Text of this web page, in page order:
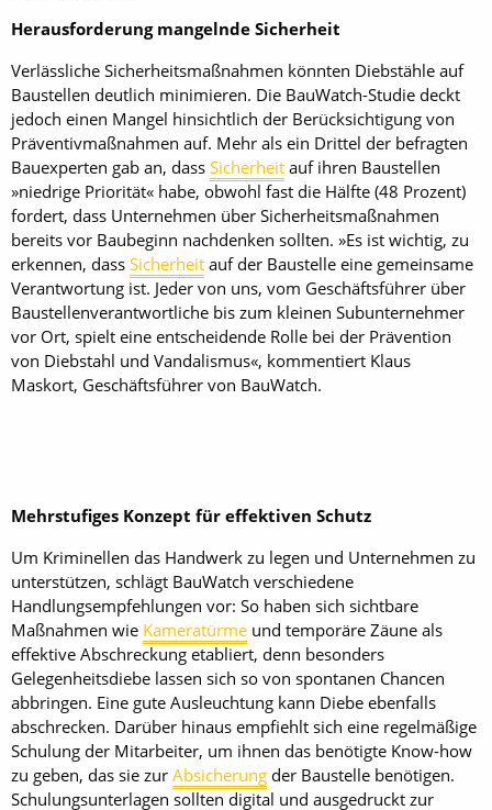
Herausforderung mangelnde Sicherheit
Verlässliche Sicherheitsmaßnahmen könnten Diebstähle auf
Baustellen deutlich minimieren. Die BauWatch-Studie deckt
jedoch einen Mangel hinsichtlich der Berücksichtigung von
Präventivmaßnahmen auf. Mehr als ein Drittel der befragten
Bauexperten gab an, dass Sicherheit auf ihren Baustellen
»niedrige Priorität« habe, obwohl fast die Hälfte (48 Prozent)
fordert, dass Unternehmen über Sicherheitsmaßnahmen
bereits vor Baubeginn nachdenken sollten. »Es ist wichtig, zu
erkennen, dass Sicherheit auf der Baustelle eine gemeinsame
Verantwortung ist. Jeder von uns, vom Geschäftsführer über
Baustellenverantwortliche bis zum kleinen Subunternehmer
vor Ort, spielt eine entscheidende Rolle bei der Prävention
von Diebstahl und Vandalismus«, kommentiert Klaus
Maskort, Geschäftsführer von BauWatch.
Mehrstufiges Konzept für effektiven Schutz
Um Kriminellen das Handwerk zu legen und Unternehmen zu
unterstützen, schlägt BauWatch verschiedene
Handlungsempfehlungen vor: So haben sich sichtbare
Maßnahmen wie Kameratürme und temporäre Zäune als
effektive Abschreckung etabliert, denn besonders
Gelegenheitsdiebe lassen sich so von spontanen Chancen
abbringen. Eine gute Ausleuchtung kann Diebe ebenfalls
abschrecken. Darüber hinaus empfiehlt sich eine regelmäßige
Schulung der Mitarbeiter, um ihnen das benötigte Know-how
zu geben, das sie zur Absicherung der Baustelle benötigen.
Schulungsunterlagen sollten digital und ausgedruckt zur